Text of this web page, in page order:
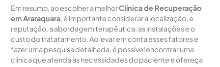
Em resumo, ao escolher a melhorClínica de Recuperação
em Araraquara, é importante considerar a localização, a
reputação, a abordagem terapêutica, as instalações e o
custo do tratatamento. Ao levar em conta esses fatores e
fazer uma pesquisa detalhada, é possível encontrar uma
clínica que atenda às necessidades do paciente e ofereça